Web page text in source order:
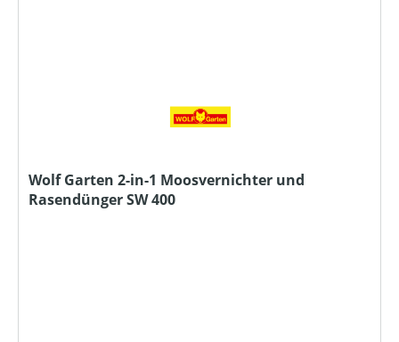
Wolf Garten 2-in-1 Moosvernichter und
Rasendünger SW 400